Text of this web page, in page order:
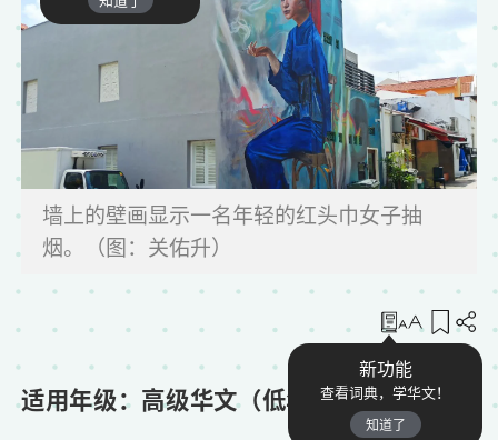
墙上的壁画显示一名年轻的红头巾女子抽
烟。（图：关佑升）
新功能
查看词典，学华文！
知道了
收藏
适用年级：高级华文（低年级）